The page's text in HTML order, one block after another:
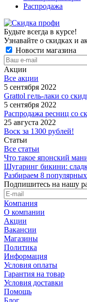
Распродажа
Будьте всегда в курсе!
Узнавайте о скидках и
Новости магазина
Акции
Все акции
5 сентября 2022
Grattol гель-лаки со
5 сентября 2022
Распродажа ресниц со
25 августа 2022
Воск за 1300 рублей!
Статьи
Все статьи
Что такое японский
Шугаринг бикини:
Разбираем 8
Подпишитесь на нашу
Компания
О компании
Акции
Вакансии
Магазины
Политика
Информация
Условия оплаты
Гарантия на товар
Условия доставки
Помощь
Блог